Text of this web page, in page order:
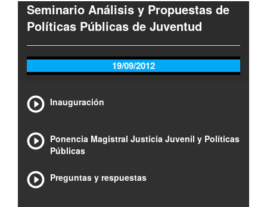
Seminario Análisis y Propuestas de
Políticas Públicas de Juventud
19/09/2012
Inauguración
Ponencia Magistral Justicia Juvenil y Políticas
Públicas
Preguntas y respuestas